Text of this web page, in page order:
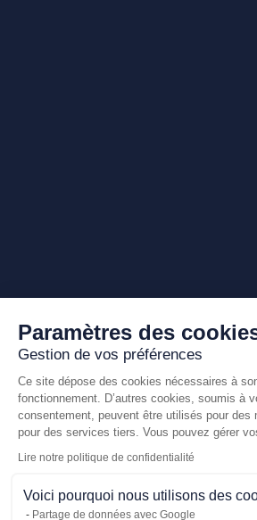
Paramètres des
Gestion de vos préférences
Ce site dépose des cookies nécessaires à
fonctionnement. D’autres cookies, soumis à
consentement, peuvent être utilisés pour des
pour des services tiers. Vous pouvez gérer
Lire notre politique de confidentialité
Voici pourquoi nous utilisons des
Partage de données avec Google